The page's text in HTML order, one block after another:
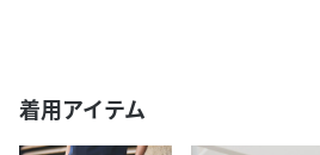
着用アイテム